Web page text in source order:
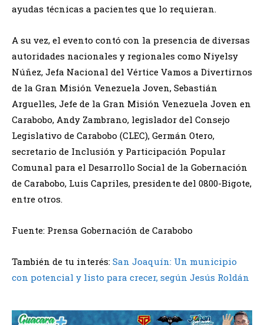
ayudas técnicas a pacientes que lo requieran.
A su vez, el evento contó con la presencia de diversas
autoridades nacionales y regionales como Niyelsy
Núñez, Jefa Nacional del Vértice Vamos a Divertirnos
de la Gran Misión Venezuela Joven, Sebastián
Arguelles, Jefe de la Gran Misión Venezuela Joven en
Carabobo, Andy Zambrano, legislador del Consejo
Legislativo de Carabobo (CLEC), Germán Otero,
secretario de Inclusión y Participación Popular
Comunal para el Desarrollo Social de la Gobernación
de Carabobo, Luis Capriles, presidente del 0800-Bigote,
entre otros.
Fuente: Prensa Gobernación de Carabobo
También de tu interés: San Joaquín: Un municipio
con potencial y listo para crecer, según Jesús Roldán